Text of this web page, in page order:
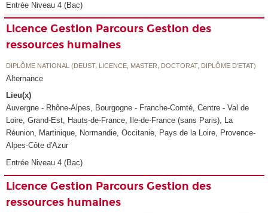
Entrée Niveau 4 (Bac)
Licence Gestion Parcours Gestion des
ressources humaines
DIPLÔME NATIONAL (DEUST, LICENCE, MASTER, DOCTORAT, DIPLÔME D'ETAT)
Alternance
Lieu(x)
Auvergne - Rhône-Alpes, Bourgogne - Franche-Comté, Centre - Val de
Loire, Grand-Est, Hauts-de-France, Ile-de-France (sans Paris), La
Réunion, Martinique, Normandie, Occitanie, Pays de la Loire, Provence-
Alpes-Côte d'Azur
Entrée Niveau 4 (Bac)
Licence Gestion Parcours Gestion des
ressources humaines